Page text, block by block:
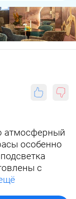
атмосферный
особенно
с